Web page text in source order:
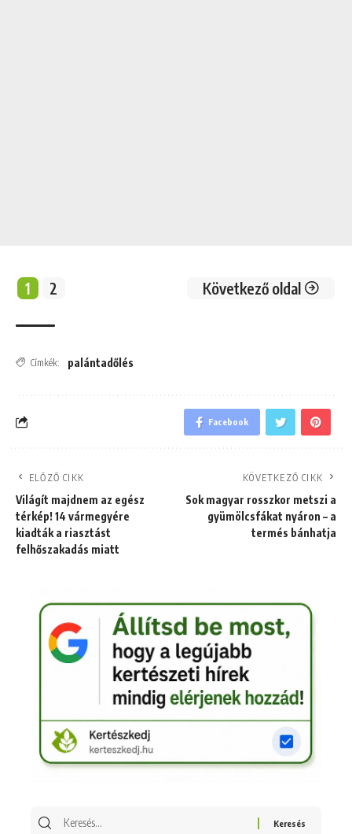
1 2 Következő oldal
Címkék: palántadőlés
Facebook
ELŐZŐ CIKK
Világít majdnem az egész
térkép! 14 vármegyére
kiadták a riasztást
felhőszakadás miatt
KÖVETKEZŐ CIKK
Sok magyar rosszkor metszi a
gyümölcsfákat nyáron – a
termés bánhatja
Keresés